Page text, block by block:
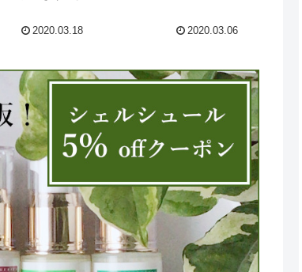
2020.03.18 2020.03.06